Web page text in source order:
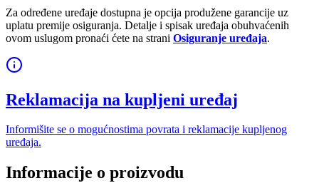
Za određene uređaje dostupna je opcija produžene garancije uz
uplatu premije osiguranja. Detalje i spisak uređaja obuhvaćenih
ovom uslugom pronaći ćete na strani Osiguranje uređaja.
Reklamacija na kupljeni uređaj
Informišite se o mogućnostima povrata i reklamacije kupljenog
uređaja.
Informacije o proizvodu